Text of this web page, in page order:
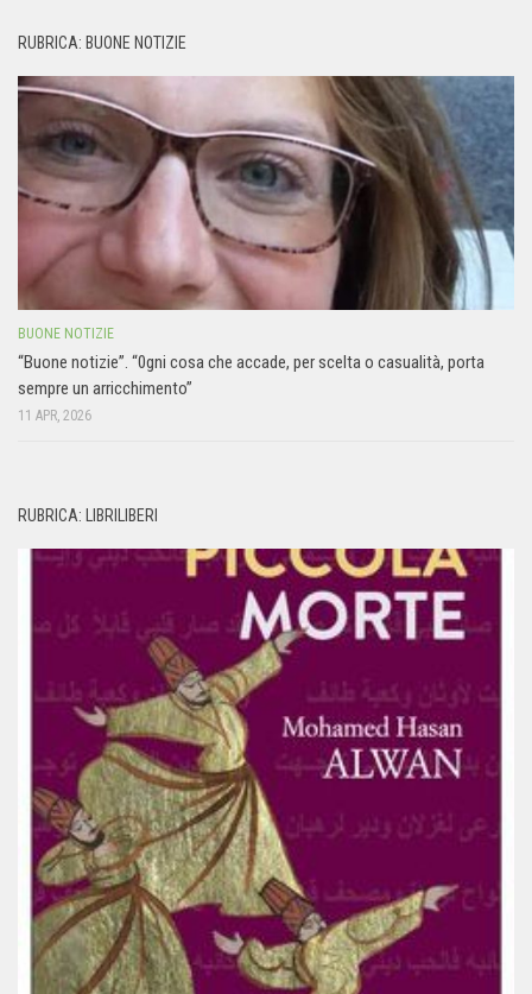
RUBRICA: BUONE NOTIZIE
BUONE NOTIZIE
“Buone notizie”. “0gni cosa che accade, per scelta o casualità, porta
sempre un arricchimento”
11 APR, 2026
RUBRICA: LIBRILIBERI